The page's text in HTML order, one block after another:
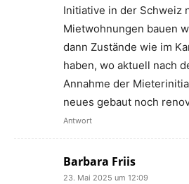
Initiative in der Schweiz
Mietwohnungen bauen
dann Zustände wie im
haben, wo aktuell nach
Annahme der
neues gebaut noch
Antwort
Barbara Friis
23. Mai 2025 um 12:09